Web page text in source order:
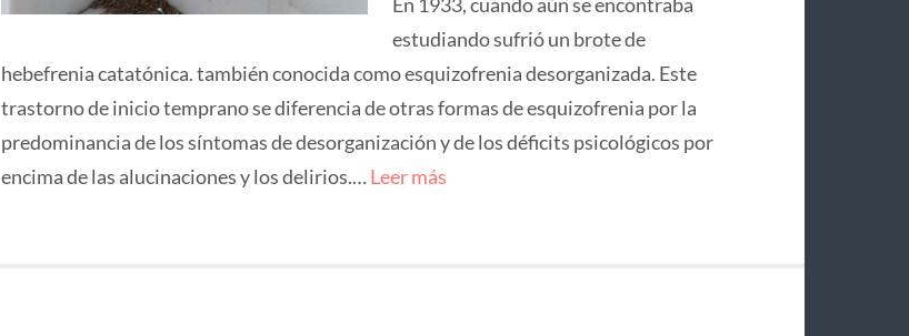
En 1933, cuando aún se encontraba
estudiando sufrió un brote de
hebefrenia catatónica. también conocida como esquizofrenia desorganizada. Este
trastorno de inicio temprano se diferencia de otras formas de esquizofrenia por la
predominancia de los síntomas de desorganización y de los déficits psicológicos por
encima de las alucinaciones y los delirios.…Leer más